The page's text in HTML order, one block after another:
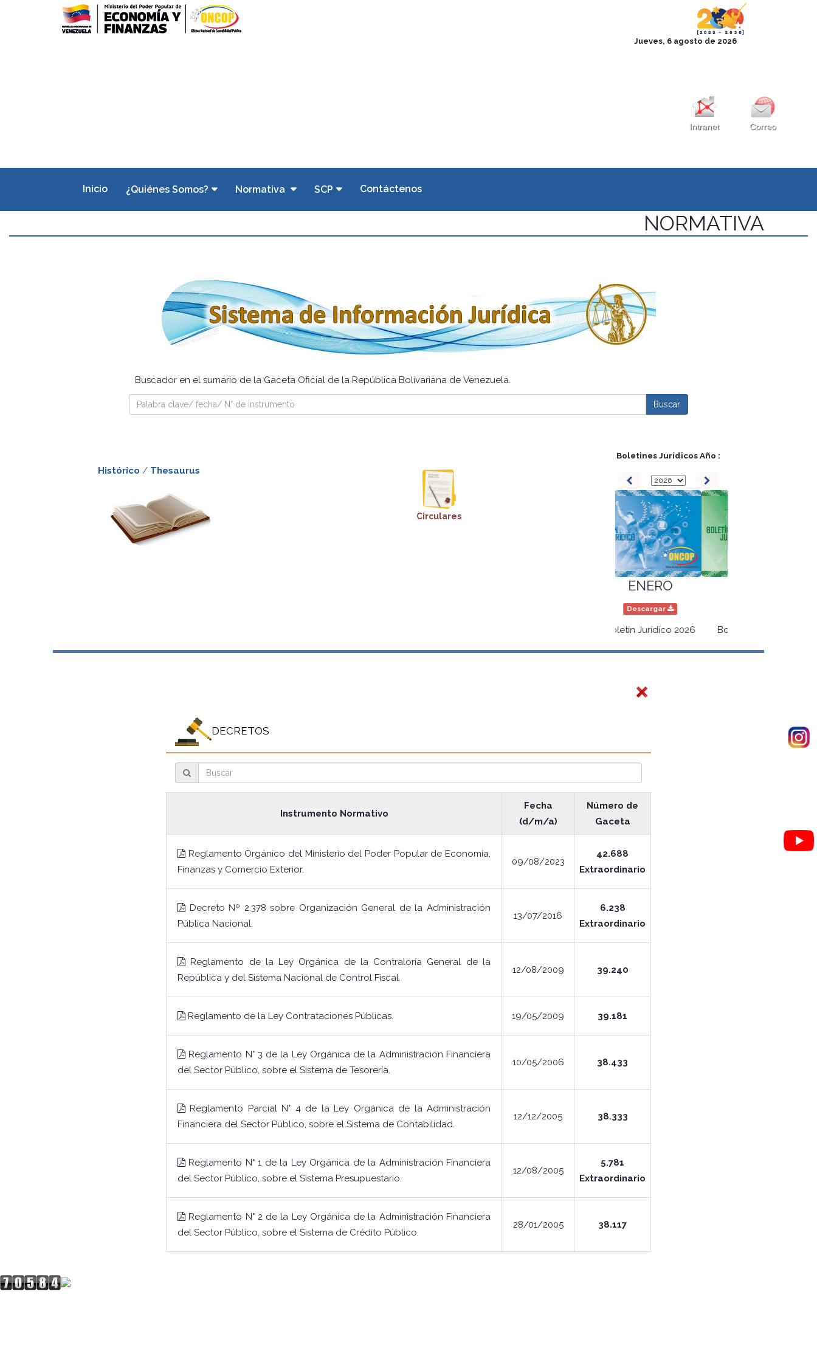
Correo
Intranet
Inicio ¿Quiénes Somos? Normativa SCP Contáctenos
NORMATIVA
Buscador en el sumario de la Gaceta Oficial de la República Bolivariana de Venezuela.
Histórico /Thesaurus
Circulares
Boletines Jurídicos Año :
MARZO
Descargar
Boletín Jurídico 2026
DECRETOS
Instrumento Normativo
Fecha
(d/m/a)
Número de
Gaceta
Reglamento Orgánico del Ministerio del Poder Popular de Economía,
Finanzas y Comercio Exterior.
09/08/2023
42.688
Extraordinario
Decreto Nº 2.378 sobre Organización General de la Administración
Pública Nacional.
13/07/2016
6.238
Extraordinario
Reglamento de la Ley Orgánica de la Contraloría General de la
República y del Sistema Nacional de Control Fiscal.
12/08/2009 39.240
Reglamento de la Ley Contrataciones Públicas. 19/05/2009 39.181
Reglamento N° 3 de la Ley Orgánica de la Administración Financiera
del Sector Público, sobre el Sistema de Tesorería.
10/05/2006 38.433
Reglamento Parcial N° 4 de la Ley Orgánica de la Administración
Financiera del Sector Público, sobre el Sistema de Contabilidad.
12/12/2005 38.333
Reglamento N° 1 de la Ley Orgánica de la Administración Financiera
del Sector Público, sobre el Sistema Presupuestario.
12/08/2005
5.781
Extraordinario
Reglamento N° 2 de la Ley Orgánica de la Administración Financiera
del Sector Público, sobre el Sistema de Crédito Público.
28/01/2005 38.117